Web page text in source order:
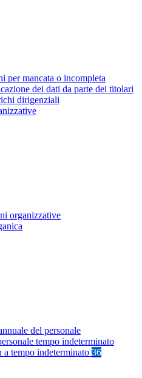
per mancata o incompleta
dei dati da parte dei titolari
dirigenziali
organizzative
del personale
tempo indeterminato
a tempo indeterminato 36